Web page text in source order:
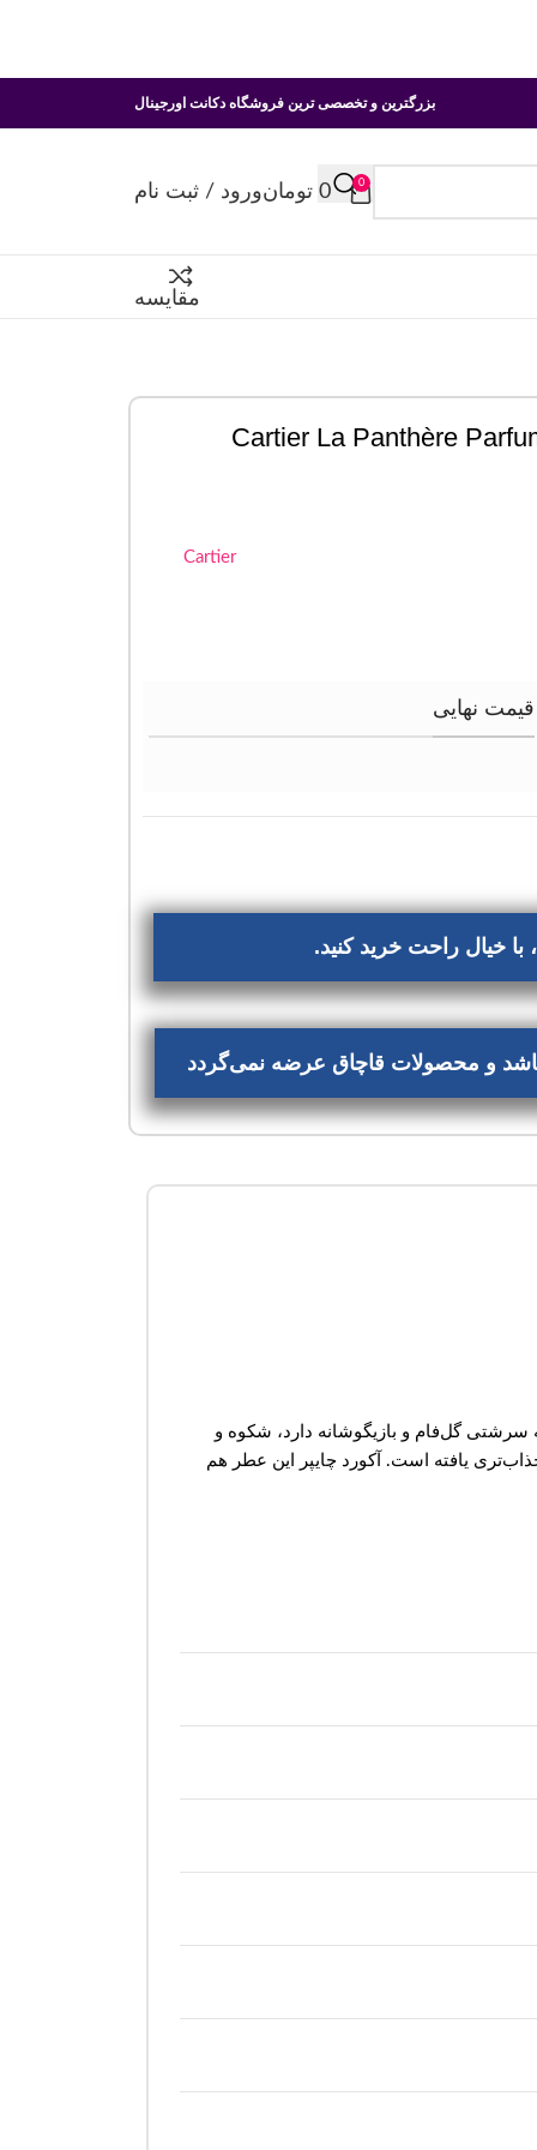
بزرگترین و تخصصی ترین فروشگاه دکانت اورجینال
0
0 تومانورود / ثبت نام
مقایسه
Cartier
قیمت نهایی
خیال راحت خرید کنید.
و محصولات قاچاق عرضه نمی‌گردد
سرشتی گل‌فام و بازیگوشانه دارد، شکوه و
یافته است. آکورد چایپر این عطر هم